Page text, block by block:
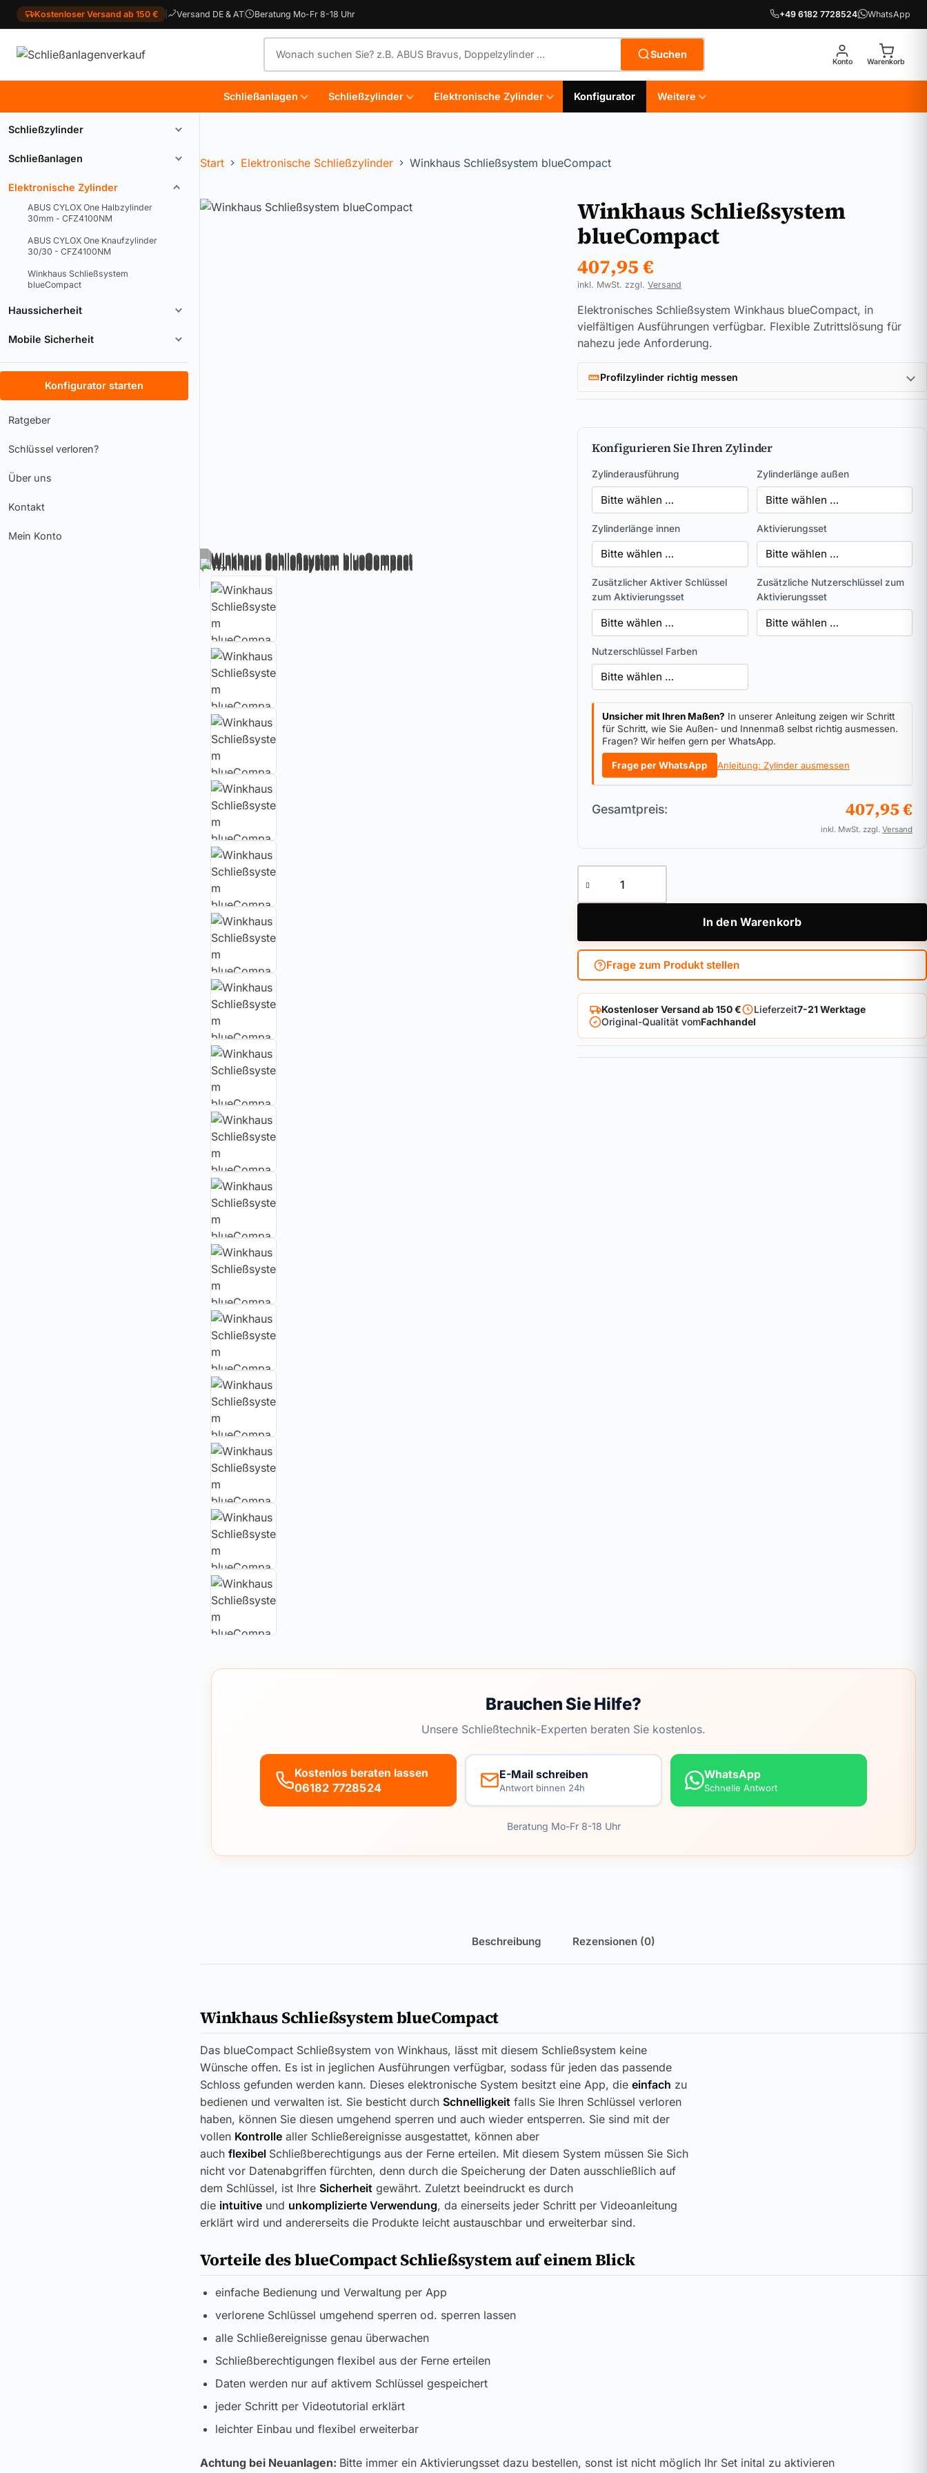
Kostenloser Versand ab 150 € Versand DE & AT Beratung Mo-Fr 8-18 Uhr +49 6182 7728524 WhatsApp
Suchen
Konto Warenkorb
Schließanlagen Schließzylinder Elektronische Zylinder Konfigurator Weitere
Schließzylinder
Schließanlagen
Elektronische Zylinder
ABUS CYLOX One Halbzylinder
30mm - CFZ4100NM
ABUS CYLOX One Knaufzylinder
30/30 - CFZ4100NM
Winkhaus Schließsystem
blueCompact
Haussicherheit
Mobile Sicherheit
Konfigurator starten
Ratgeber
Schlüssel verloren?
Über uns
Kontakt
Mein Konto
Start Elektronische Schließzylinder Winkhaus Schließsystem blueCompact
Winkhaus Schließsystem
blueCompact
407,95€
inkl. MwSt. zzgl. Versand
Elektronisches Schließsystem Winkhaus blueCompact, in
vielfältigen Ausführungen verfügbar. Flexible Zutrittslösung für
nahezu jede Anforderung.
Profilzylinder richtig messen
Konfigurieren Sie Ihren Zylinder
Zylinderausführung Zylinderlänge außen
Zylinderlänge innen Aktivierungsset
Zusätzlicher Aktiver Schlüssel
zum Aktivierungsset
Zusätzliche Nutzerschlüssel zum
Aktivierungsset
Nutzerschlüssel Farben
Unsicher mit Ihren Maßen? In unserer Anleitung zeigen wir Schritt
für Schritt, wie Sie Außen- und Innenmaß selbst richtig ausmessen.
Fragen? Wir helfen gern per WhatsApp.
Frage per WhatsApp Anleitung: Zylinder ausmessen
Gesamtpreis: 407,95 €
inkl. MwSt. zzgl. Versand
In den Warenkorb
Frage zum Produkt stellen
Kostenloser Versand ab 150 € Lieferzeit7-21 Werktage
Original-Qualität vomFachhandel
Brauchen Sie Hilfe?
Unsere Schließtechnik-Experten beraten Sie kostenlos.
Kostenlos beraten lassen
06182 7728524
E-Mail schreiben
Antwort binnen 24h
WhatsApp
Schnelle Antwort
Beratung Mo-Fr 8-18 Uhr
Beschreibung Rezensionen (0)
Winkhaus Schließsystem blueCompact
Das blueCompact Schließsystem von Winkhaus, lässt mit diesem Schließsystem keine
Wünsche offen. Es ist in jeglichen Ausführungen verfügbar, sodass für jeden das passende
Schloss gefunden werden kann. Dieses elektronische System besitzt eine App, die einfach zu
bedienen und verwalten ist. Sie besticht durch Schnelligkeit falls Sie Ihren Schlüssel verloren
haben, können Sie diesen umgehend sperren und auch wieder entsperren. Sie sind mit der
vollen Kontrolle aller Schließereignisse ausgestattet, können aber
auch flexibel Schließberechtigungs aus der Ferne erteilen. Mit diesem System müssen Sie Sich
nicht vor Datenabgriffen fürchten, denn durch die Speicherung der Daten ausschließlich auf
dem Schlüssel, ist Ihre Sicherheit gewährt. Zuletzt beeindruckt es durch
die intuitive und unkomplizierte Verwendung, da einerseits jeder Schritt per Videoanleitung
erklärt wird und andererseits die Produkte leicht austauschbar und erweiterbar sind.
Vorteile des blueCompact Schließsystem auf einem Blick
einfache Bedienung und Verwaltung per App
verlorene Schlüssel umgehend sperren od. sperren lassen
alle Schließereignisse genau überwachen
Schließberechtigungen flexibel aus der Ferne erteilen
Daten werden nur auf aktivem Schlüssel gespeichert
jeder Schritt per Videotutorial erklärt
leichter Einbau und flexibel erweiterbar
Achtung bei Neuanlagen: Bitte immer ein Aktivierungsset dazu bestellen, sonst ist nicht möglich Ihr Set inital zu aktivieren